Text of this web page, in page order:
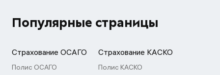
Популярные страницы
Страхование ОСАГО
Полис ОСАГО
Страхование КАСКО
Полис КАСКО